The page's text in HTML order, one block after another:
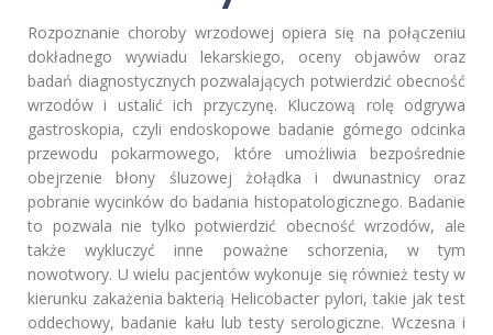
Rozpoznanie choroby wrzodowej opiera się na połączeniu
dokładnego wywiadu lekarskiego, oceny objawów oraz
badań diagnostycznych pozwalających potwierdzić obecność
wrzodów i ustalić ich przyczynę. Kluczową rolę odgrywa
gastroskopia, czyli endoskopowe badanie górnego odcinka
przewodu pokarmowego, które umożliwia bezpośrednie
obejrzenie błony śluzowej żołądka i dwunastnicy oraz
pobranie wycinków do badania histopatologicznego. Badanie
to pozwala nie tylko potwierdzić obecność wrzodów, ale
także wykluczyć inne poważne schorzenia, w tym
nowotwory. U wielu pacjentów wykonuje się również testy w
kierunku zakażenia bakterią Helicobacter pylori, takie jak test
oddechowy, badanie kału lub testy serologiczne. Wczesna i